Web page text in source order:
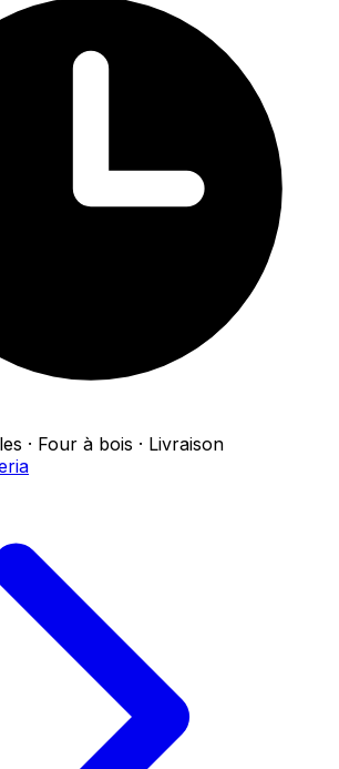
· Four à bois · Livraison